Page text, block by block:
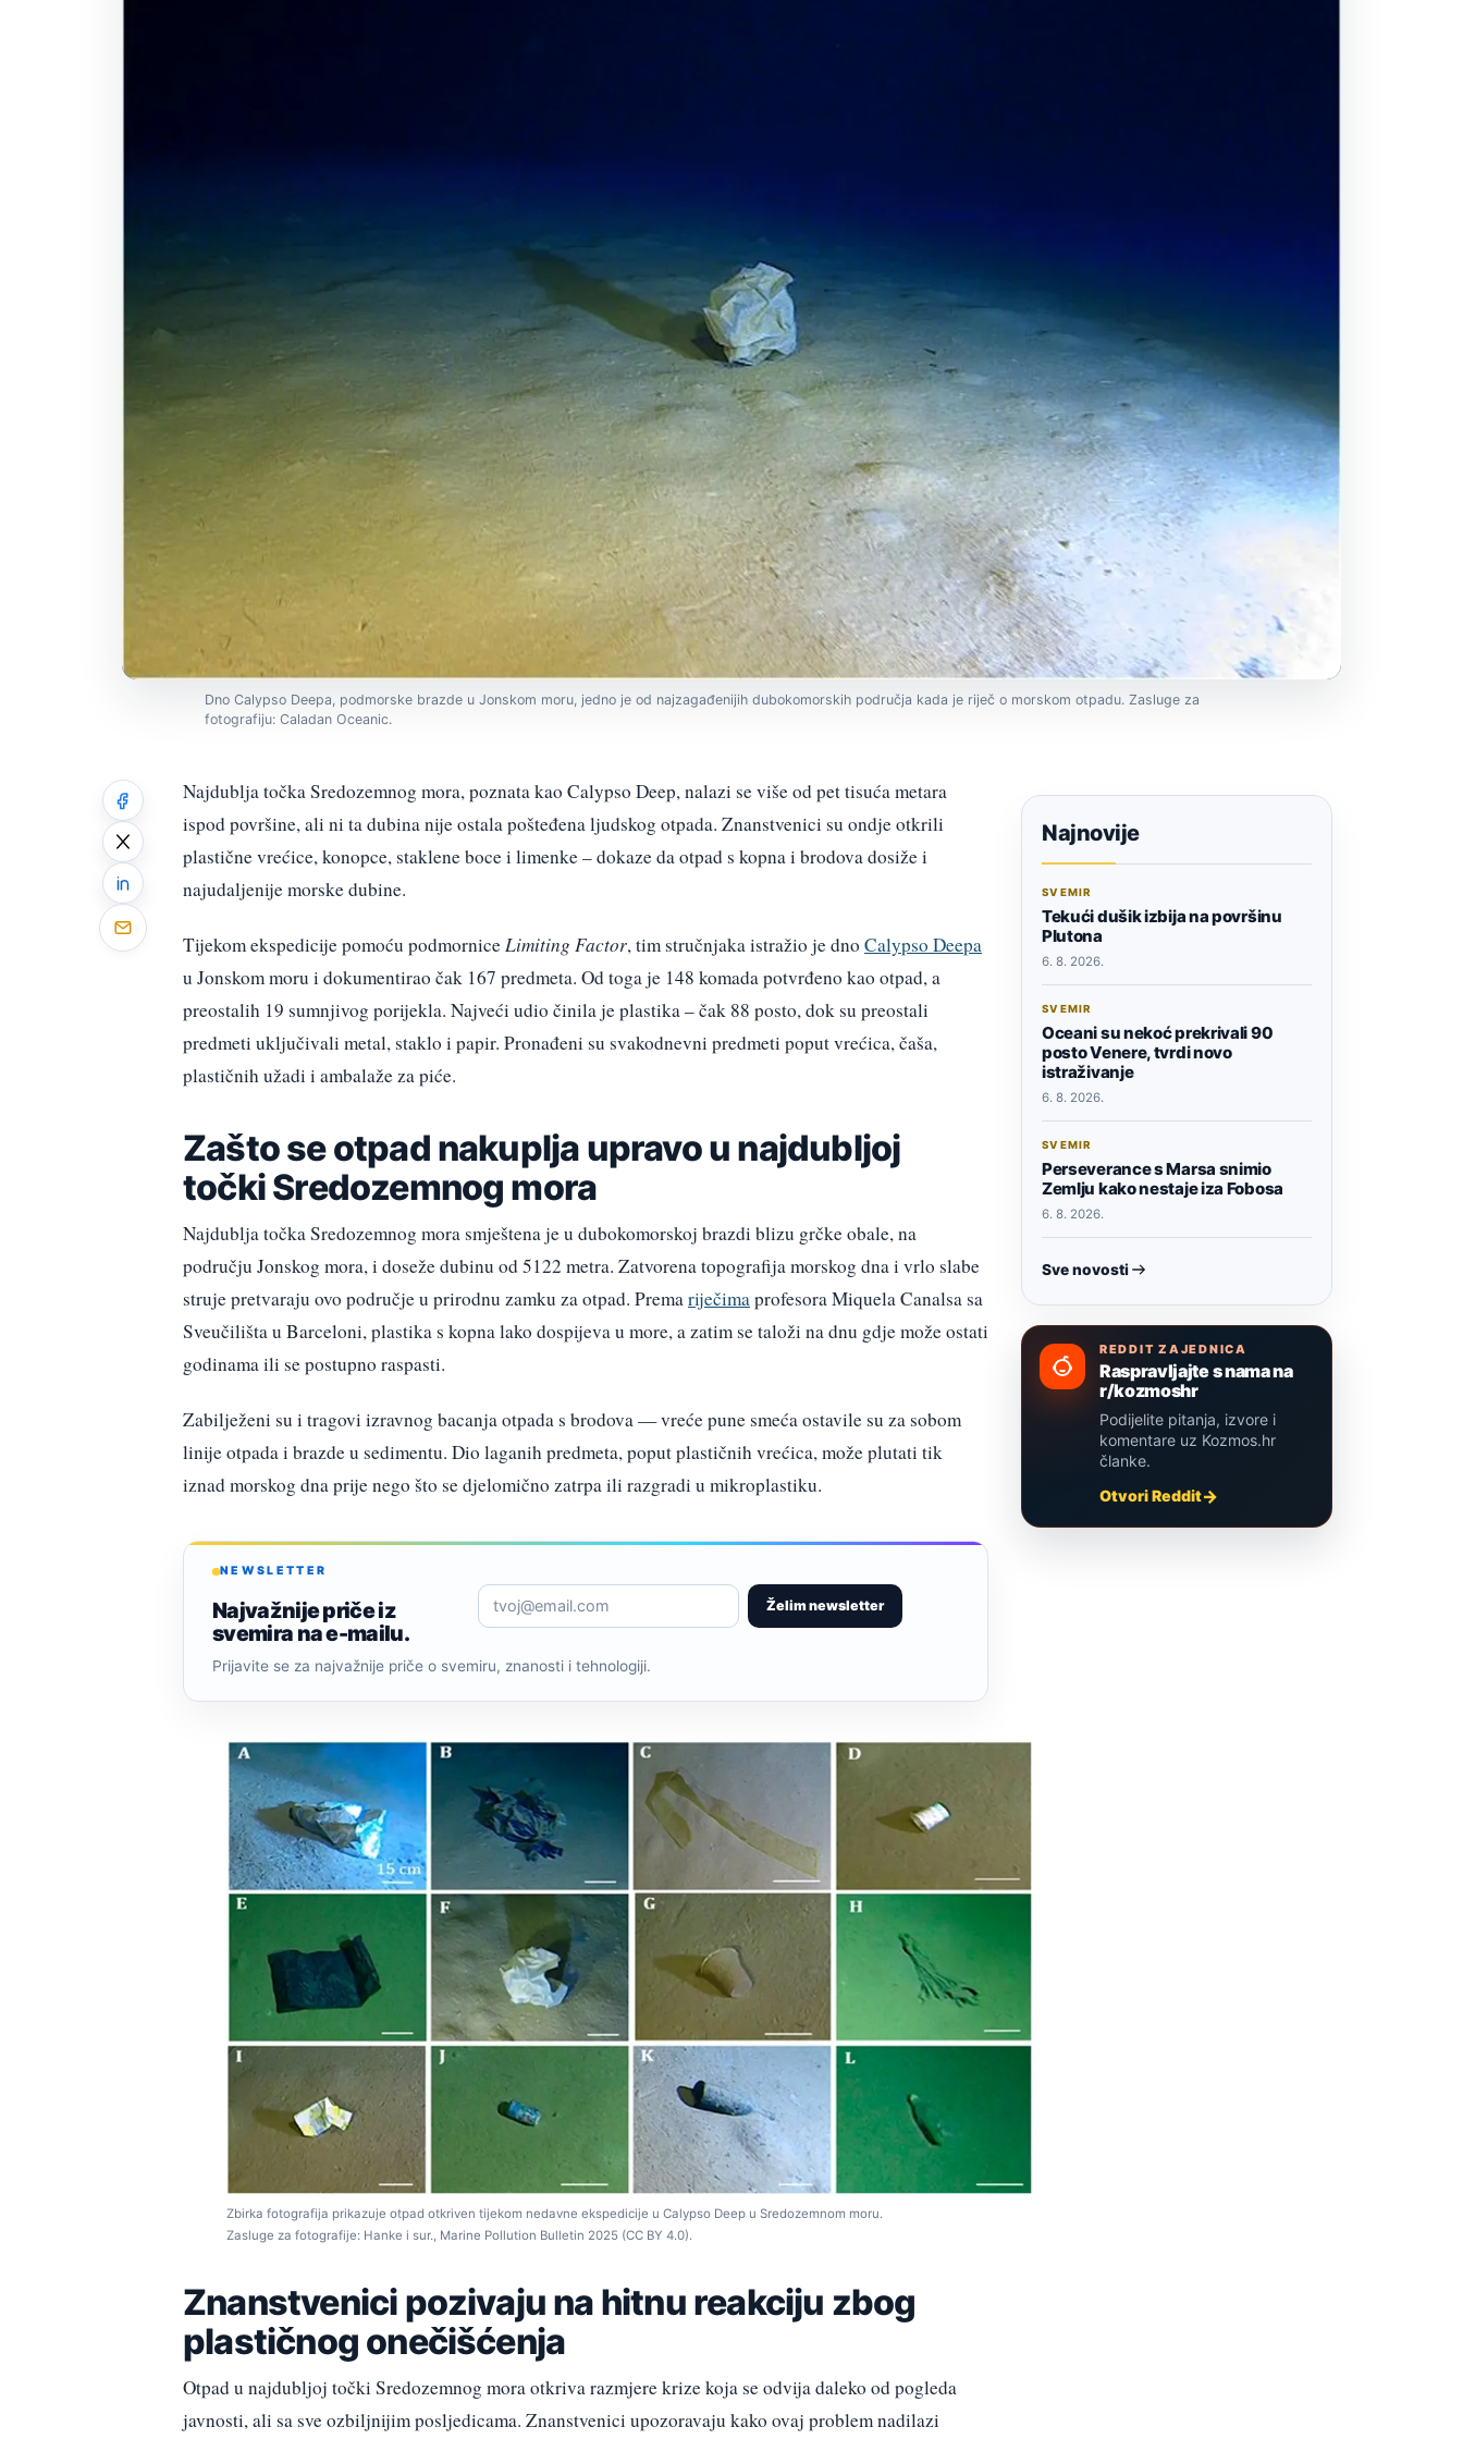
Dno Calypso Deepa, podmorske brazde u Jonskom moru, jedno je od najzagađenijih dubokomorskih područja kada je riječ o morskom otpadu. Zasluge za
fotografiju: Caladan Oceanic.
Najdublja točka Sredozemnog mora, poznata kao Calypso Deep, nalazi se više od pet tisuća metara
ispod površine, ali ni ta dubina nije ostala pošteđena ljudskog otpada. Znanstvenici su ondje otkrili
plastične vrećice, konopce, staklene boce i limenke – dokaze da otpad s kopna i brodova dosiže i
najudaljenije morske dubine.
Tijekom ekspedicije pomoću podmorniceLimiting Factor, tim stručnjaka istražio je dno Calypso Deepa
u Jonskom moru i dokumentirao čak 167 predmeta. Od toga je 148 komada potvrđeno kao otpad, a
preostalih 19 sumnjivog porijekla. Najveći udio činila je plastika – čak 88 posto, dok su preostali
predmeti uključivali metal, staklo i papir. Pronađeni su svakodnevni predmeti poput vrećica, čaša,
plastičnih užadi i ambalaže za piće.
Zašto se otpad nakuplja upravo u najdubljoj
točki Sredozemnog mora
Najdublja točka Sredozemnog mora smještena je u dubokomorskoj brazdi blizu grčke obale, na
području Jonskog mora, i doseže dubinu od 5122 metra. Zatvorena topografija morskog dna i vrlo slabe
struje pretvaraju ovo područje u prirodnu zamku za otpad. Premariječimaprofesora Miquela Canalsa sa
Sveučilišta u Barceloni, plastika s kopna lako dospijeva u more, a zatim se taloži na dnu gdje može ostati
godinama ili se postupno raspasti.
Zabilježeni su i tragovi izravnog bacanja otpada s brodova — vreće pune smeća ostavile su za sobom
linije otpada i brazde u sedimentu. Dio laganih predmeta, poput plastičnih vrećica, može plutati tik
iznad morskog dna prije nego što se djelomično zatrpa ili razgradi u mikroplastiku.
NEWSLETTER
Najvažnije priče iz
svemira na e-mailu.
Želim newsletter
Prijavite se za najvažnije priče o svemiru, znanosti i tehnologiji.
Zbirka fotografija prikazuje otpad otkriven tijekom nedavne ekspedicije u Calypso Deep u Sredozemnom moru.
Zasluge za fotografije: Hanke i sur., Marine Pollution Bulletin 2025 (CC BY 4.0).
Znanstvenici pozivaju na hitnu reakciju zbog
plastičnog onečišćenja
Otpad u najdubljoj točki Sredozemnog mora otkriva razmjere krize koja se odvija daleko od pogleda
javnosti, ali sa sve ozbiljnijim posljedicama. Znanstvenici upozoravaju kako ovaj problem nadilazi
Najnovije
SVEMIR
Tekući dušik izbija na površinu
Plutona
6. 8. 2026.
SVEMIR
Oceani su nekoć prekrivali 90
posto Venere, tvrdi novo
istraživanje
6. 8. 2026.
SVEMIR
Perseverance s Marsa snimio
Zemlju kako nestaje iza Fobosa
6. 8. 2026.
Sve novosti
REDDIT ZAJEDNICA
Raspravljajte s nama na
r/kozmoshr
Podijelite pitanja, izvore i
komentare uz Kozmos.hr
članke.
Otvori Reddit